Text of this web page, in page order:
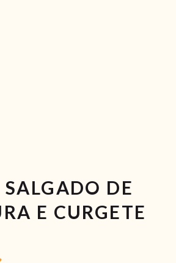
SALGADO DE
E CURGETE